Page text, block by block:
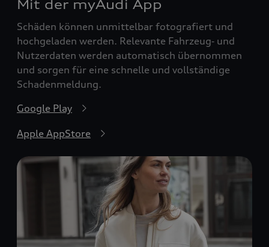
Mit der myAudi App
Schäden können unmittelbar fotografiert und
hochgeladen werden. Relevante Fahrzeug‑ und
Nutzerdaten werden automatisch übernommen
und sorgen für eine schnelle und vollständige
Schadenmeldung.
Google Play
Apple AppStore